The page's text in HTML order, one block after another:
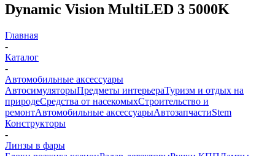
Dynamic Vision MultiLED 3 5000K
Главная
-
Каталог
-
Автомобильные аксессуары
АвтосимуляторыПредметы интерьераТуризм и отдых на
природеСредства от насекомыхСтроительство и
ремонтАвтомобильные аксессуарыАвтозапчастиStem
Конструкторы
-
Линзы в фары